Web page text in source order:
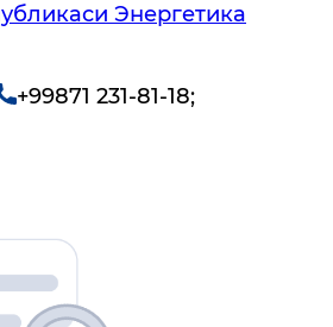
Энергетика
+99871 231-81-18;